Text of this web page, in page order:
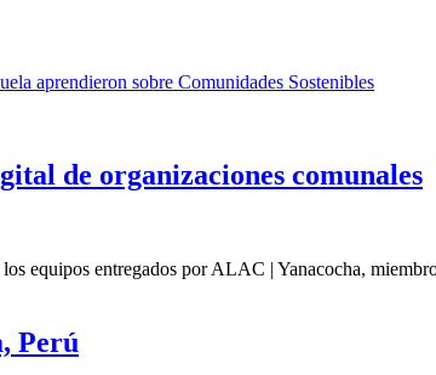
aprendieron sobre Comunidades Sostenibles
de organizaciones comunales
equipos entregados por ALAC | Yanacocha,
Perú